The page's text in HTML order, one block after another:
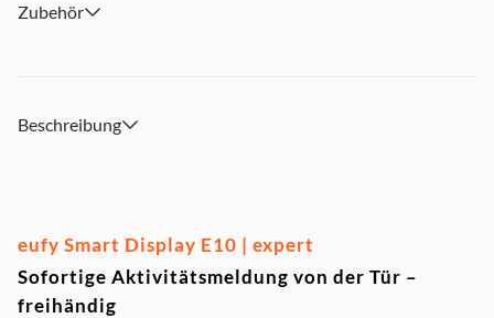
Smart-Übersicht deiner wichtigsten Sicherheitsmomente
Zubehör
Beschreibung
eufy Smart Display E10 | expert
Sofortige Aktivitätsmeldung von der Tür –
freihändig